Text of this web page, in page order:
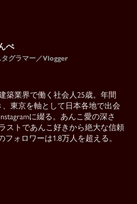
ぺ
グラマー／Vlogger
築業界で働く社会人25歳。年間
東京を軸として日本各地で出会
に綴る。あんこ愛の深さ
ストであんこ好きから絶大な信頼
フォロワーは1.8万人を超える。